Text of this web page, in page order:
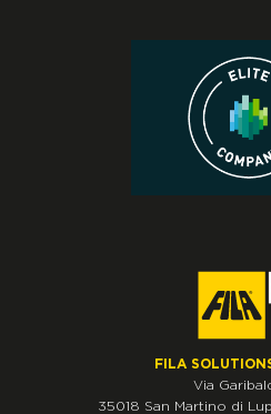
FILA
Via
35018 San Martino di